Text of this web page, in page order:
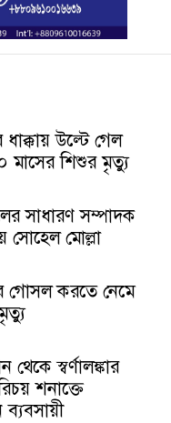
উল্টে গেল
মাসের শিশুর মৃত্যু
সাধারণ সম্পাদক
মোল্লা
গোসল করতে নেমে
স্বর্ণালঙ্কার
শনাক্তে